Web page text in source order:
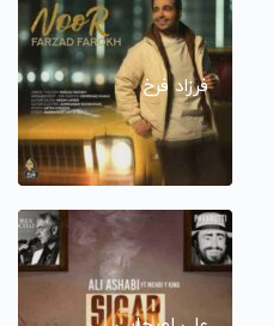
فرزاد فرخ